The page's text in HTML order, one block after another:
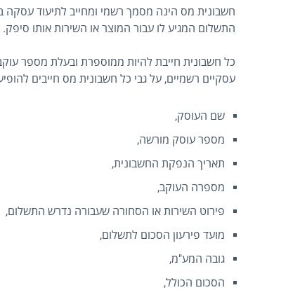
חשבונית מס הינה מסמך רשמי ומחייב לתיעוד
התשלום המגיע לו עבור המוצר או השירות אותו
כל חשבונית חייבת להיות ממוספרת ובעלת מספר
עסקיים רשמיים, על גבי כל חשבונית מס חייבים
שם העוסק,
מספר עוסק מורשה,
תאריך הנפקת החשבונית,
מספרה העוקב,
פירוט השירות או הסחורה שעבורה נדרש התשלום,
מועד פירעון הסכום לתשלום,
גובה המע"מ,
הסכום הכולל,